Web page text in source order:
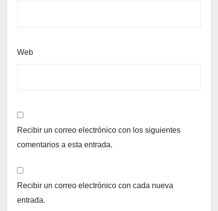
Web
Recibir un correo electrónico con los siguientes
comentarios a esta entrada.
Recibir un correo electrónico con cada nueva
entrada.